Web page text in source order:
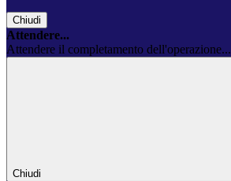
Chiudi
Attendere...
Attendere il completamento dell'operazione...
Chiudi